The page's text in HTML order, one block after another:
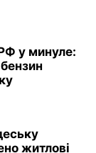
у минуле:
житлові